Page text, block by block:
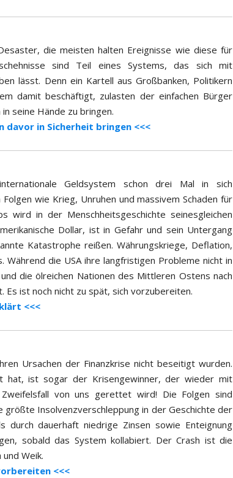
die meisten halten Ereignisse wie diese für
sind Teil eines Systems, das sich mit
lässt. Denn ein Kartell aus Großbanken, Politikern
damit beschäftigt, zulasten der einfachen Bürger
seine Hände zu bringen.
davor in Sicherheit bringen <<<
Geldsystem schon drei Mal in sich
wie Krieg, Unruhen und massivem Schaden für
wird in der Menschheitsgeschichte seinesgleichen
Dollar, ist in Gefahr und sein Untergang
Katastrophe reißen. Währungskriege, Deflation,
Während die USA ihre langfristigen Probleme nicht in
die ölreichen Nationen des Mittleren Ostens nach
ist noch nicht zu spät, sich vorzubereiten.
<<<
Ursachen der Finanzkrise nicht beseitigt wurden.
hat, ist sogar der Krisengewinner, der wieder mit
von uns gerettet wird! Die Folgen sind
größte Insolvenzverschleppung in der Geschichte der
durch dauerhaft niedrige Zinsen sowie Enteignung
sobald das System kollabiert. Der Crash ist die
Weik.
<<<